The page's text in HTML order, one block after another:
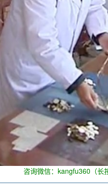
咨询微信：kangfu360（长